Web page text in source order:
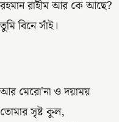
রহমান রাহীম আর কে আছে?
তুমি বিনে সাঁই।
আর মেরো'না ও দয়াময়
তোমার সৃষ্ট কুল,